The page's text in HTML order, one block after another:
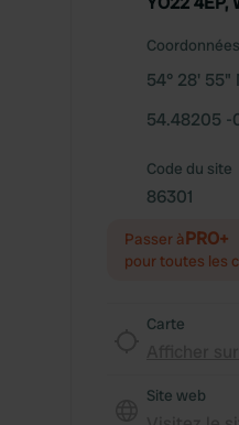
Coordonnées
54° 28' 55"
54.48205 -
Code du site
86301
Passer àPRO+
pour toutes les
Carte
Site web